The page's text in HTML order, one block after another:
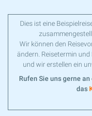
Dies ist eine
Wir können den
ändern. Reisetermin
und wir erstellen ein
Rufen Sie uns gerne
das